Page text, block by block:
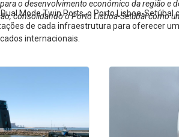
o desenvolvimento económico da região e
consolidando o Porto Lisboa-Setúbal como
Mode Twin Ports, o Porto Lisboa-
de cada infraestrutura para oferecer
internacionais.